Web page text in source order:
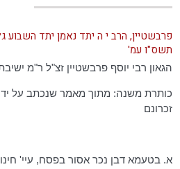
פרבשטיין, הרב י ה יתד נאמן יתד השבוע
תשס"ו עמ'
הגאון רבי יוסףפרבשטיין זצ"ל ר"מ
כותרת משנה: מתוך מאמר שנכתב על
זכרונם
א. בטעמא דבן נכר אסור בפסח, עיי'